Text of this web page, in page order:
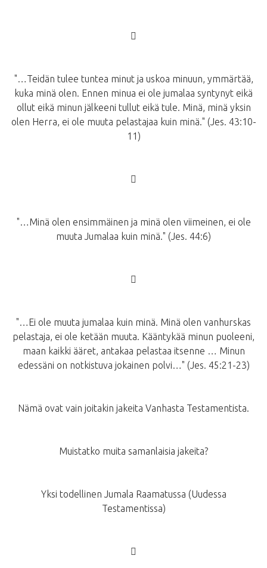
􀂙
"…Teidän tulee tuntea minut ja uskoa minuun, ymmärtää,
kuka minä olen. Ennen minua ei ole jumalaa syntynyt eikä
ollut eikä minun jälkeeni tullut eikä tule. Minä, minä yksin
olen Herra, ei ole muuta pelastajaa kuin minä." (Jes. 43:10-
11)
􀂙
"…Minä olen ensimmäinen ja minä olen viimeinen, ei ole
muuta Jumalaa kuin minä." (Jes. 44:6)
􀂙
"…Ei ole muuta jumalaa kuin minä. Minä olen vanhurskas
pelastaja, ei ole ketään muuta. Kääntykää minun puoleeni,
maan kaikki ääret, antakaa pelastaa itsenne … Minun
edessäni on notkistuva jokainen polvi…" (Jes. 45:21-23)
Nämä ovat vain joitakin jakeita Vanhasta Testamentista.
Muistatko muita samanlaisia jakeita?
Yksi todellinen Jumala Raamatussa (Uudessa
Testamentissa)
􀂙